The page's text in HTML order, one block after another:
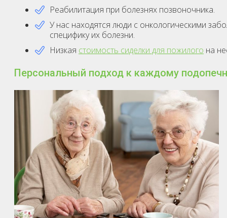
Реабилитация при болезнях позвоночника.
У нас находятся люди с онкологическими
специфику их болезни.
Низкая стоимость сиделки для пожилого на
Персональный подход к каждому